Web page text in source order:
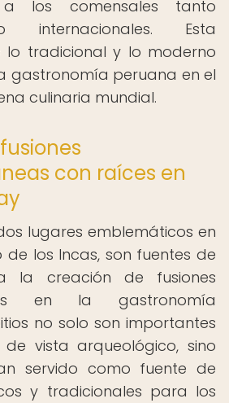
a los comensales tanto
internacionales. Esta
lo tradicional y lo moderno
gastronomía peruana en el
culinaria mundial.
con raíces en
lugares emblemáticos en
los Incas, son fuentes de
la creación de fusiones
en la gastronomía
no solo son importantes
vista arqueológico, sino
servido como fuente de
y tradicionales para los